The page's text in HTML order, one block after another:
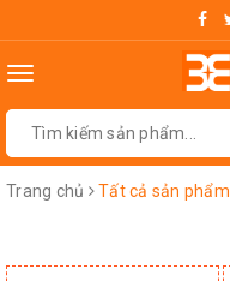
Toggle
Trang chủ Tất cả sản phẩm